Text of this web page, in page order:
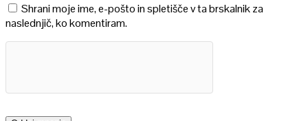
Shrani moje ime, e-pošto in spletišče v ta brskalnik za
naslednjič, ko komentiram.